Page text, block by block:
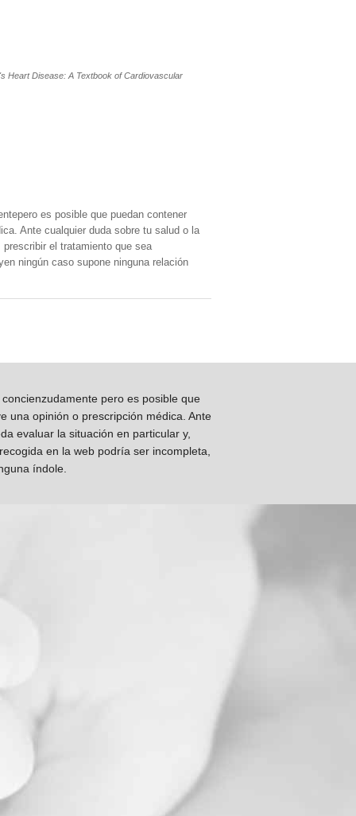
Heart Disease: A Textbook of Cardiovascular
es posible que puedan contener
Ante cualquier duda sobre tu salud o la
el tratamiento que sea
ningún caso supone ninguna relación
pero es posible que
una opinión o prescripción médica. Ante
evaluar la situación en particular y,
en la web podría ser incompleta,
índole.